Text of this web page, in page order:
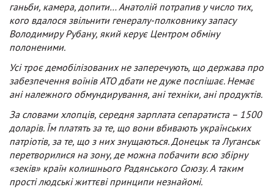
ганьби, камера, допити… Анатолій потрапив у число тих,
кого вдалося звільнити генералу-полковнику запасу
Володимиру Рубану, який керує Центром обміну
полоненими.
Усі троє демобілізованих не заперечують, що держава про
забезпечення воїнів АТО дбати не дуже поспішає. Немає
ані належного обмундирування, ані техніки, ані продуктів.
За словами хлопців, середня зарплата сепаратиста – 1500
доларів. Їм платять за те, що вони вбивають українських
патріотів, за те, що з них знущаються. Донецьк та Луганськ
перетворилися на зону, де можна побачити всю збірну
«зеків» країн колишнього Радянського Союзу. А таким
прості людські життєві принципи незнайомі.